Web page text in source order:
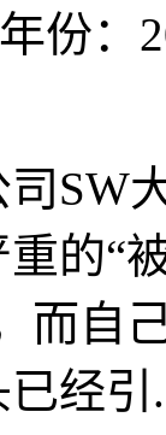
年份：
SW
的“
而自
已经